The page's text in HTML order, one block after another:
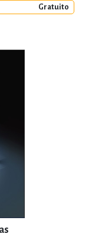
Gratuito